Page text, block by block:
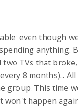
even though
anything.
two TVs that
8 months)...
group. This time
won't happen